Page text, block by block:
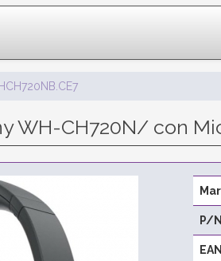
WH-CH720N/ con
P/